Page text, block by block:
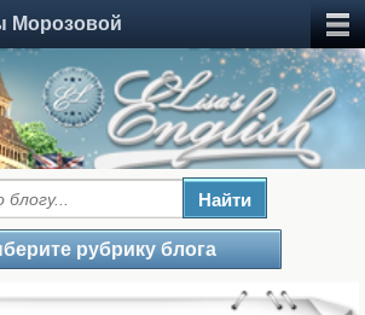
Морозовой
рубрику блога